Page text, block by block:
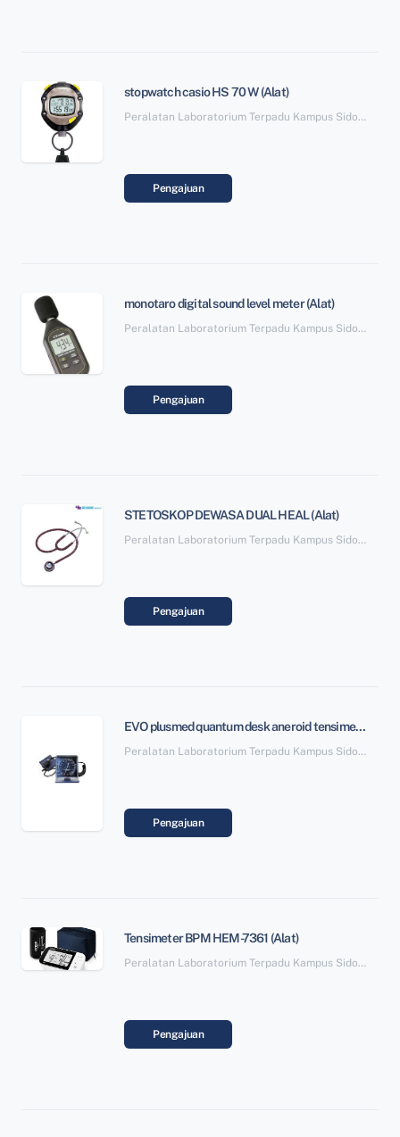
stopwatch casio HS 70 W (Alat)
Peralatan Laboratorium Terpadu Kampus Sidotopo SBSN Paket 6
Pengajuan
monotaro digital sound level meter (Alat)
Peralatan Laboratorium Terpadu Kampus Sidotopo SBSN Paket 6
Pengajuan
STETOSKOP DEWASA DUAL HEAL (Alat)
Peralatan Laboratorium Terpadu Kampus Sidotopo SBSN Paket 6
Pengajuan
EVO plusmed quantum desk aneroid tensimeter (Alat)
Peralatan Laboratorium Terpadu Kampus Sidotopo SBSN Paket 6
Pengajuan
Tensimeter BPM HEM-7361 (Alat)
Peralatan Laboratorium Terpadu Kampus Sidotopo SBSN Paket 6
Pengajuan